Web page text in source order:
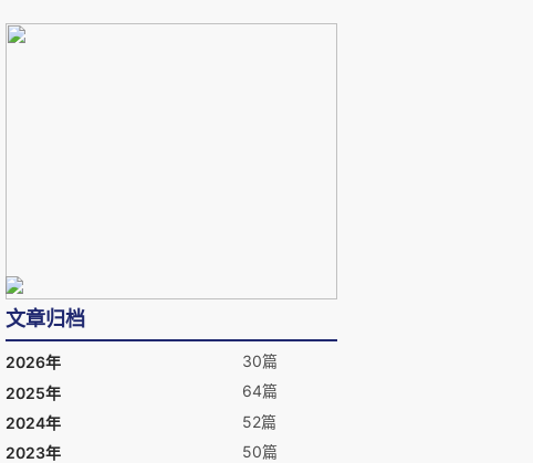
文章归档
2026年
30篇
2025年
64篇
2024年
52篇
2023年
50篇